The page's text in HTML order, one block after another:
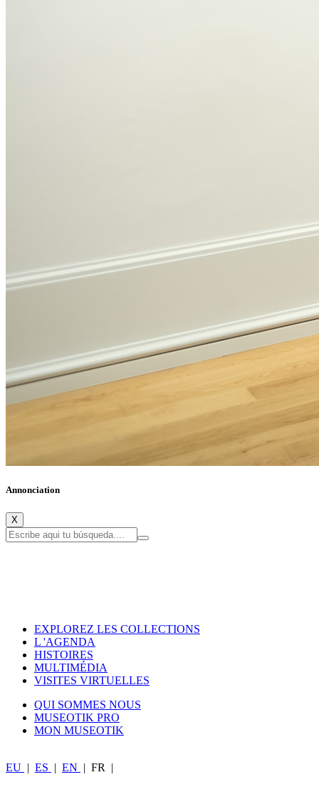
Annonciation
X
EXPLOREZ LES COLLECTIONS
L 'AGENDA
HISTOIRES
MULTIMÉDIA
VISITES VIRTUELLES
QUI SOMMES NOUS
MUSEOTIK PRO
MON MUSEOTIK
EU | ES | EN | FR |